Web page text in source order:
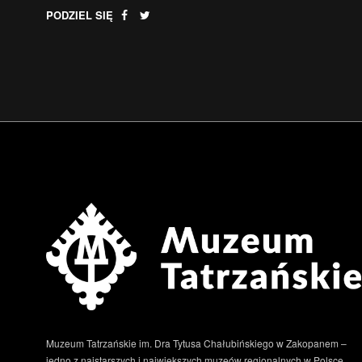
PODZIEL SIĘ
Muzeum Tatrzańskie im. Dra Tytusa Chałubińskiego w Zakopanem –